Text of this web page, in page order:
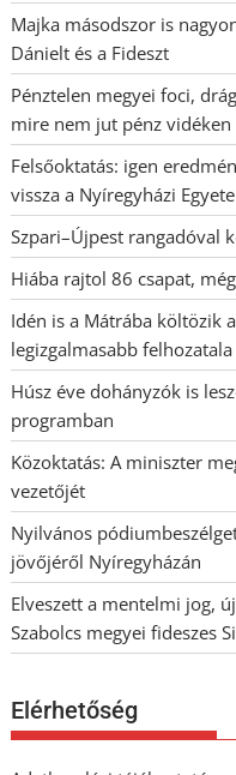
Majka másodszor is
Dánielt és a Fideszt
Pénztelen megyei foci,
mire nem jut pénz
Felsőoktatás: igen
vissza a Nyíregyházi
Szpari–Újpest rangadóval
Hiába rajtol 86 csapat,
Idén is a Mátrába költözik
legizgalmasabb felhozatala
Húsz éve dohányzók is
programban
Közoktatás: A miniszter
vezetőjét
Nyilvános
jövőjéről Nyíregyházán
Elveszett a mentelmi jog,
Szabolcs megyei fideszes
Elérhetőség